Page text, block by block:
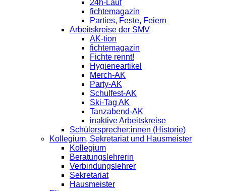
24h-Lauf
fichtemagazin
Parties, Feste, Feiern
Arbeitskreise der SMV
AK-tion
fichtemagazin
Fichte rennt!
Hygieneartikel
Merch-AK
Party-AK
Schulfest-AK
Ski-Tag AK
Tanzabend-AK
inaktive Arbeitskreise
Schülersprecher:innen (Historie)
Kollegium, Sekretariat und Hausmeister
Kollegium
Beratungslehrerin
Verbindungslehrer
Sekretariat
Hausmeister